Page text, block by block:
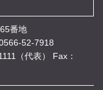
番地
52-7918
（代表）
Fax：